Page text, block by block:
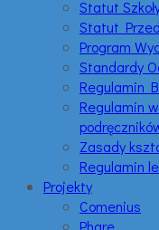
Statut
Statut
Program
Standardy
Regulamin
Regulamin
Zasady
Regulamin
Projekty
Comenius
Phare